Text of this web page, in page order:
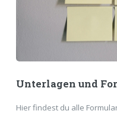
Unterlagen und
Hier findest du alle